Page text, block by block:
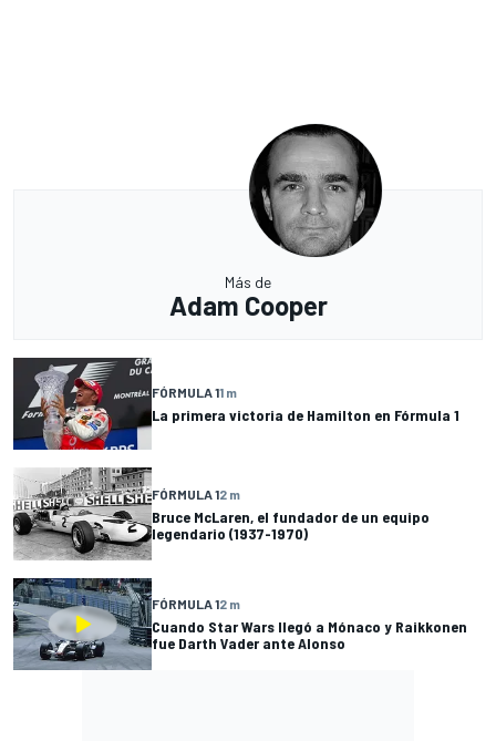
Más de
Adam Cooper
FÓRMULA 11 m
La primera victoria de Hamilton en Fórmula 1
FÓRMULA 12 m
Bruce McLaren, el fundador de un equipo
legendario (1937-1970)
FÓRMULA 12 m
Cuando Star Wars llegó a Mónaco y Raikkonen
fue Darth Vader ante Alonso